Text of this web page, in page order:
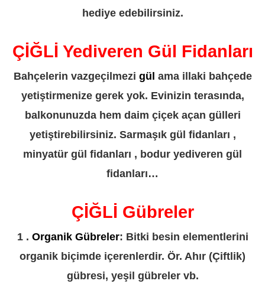
hediye edebilirsiniz.
ÇİĞLİ Yediveren Gül Fidanları
Bahçelerin vazgeçilmezi gül ama illaki bahçede
yetiştirmenize gerek yok. Evinizin terasında,
balkonunuzda hem daim çiçek açan gülleri
yetiştirebilirsiniz. Sarmaşık gül fidanları ,
minyatür gül fidanları , bodur yediveren gül
fidanları…
ÇİĞLİ Gübreler
1 . Organik Gübreler: Bitki besin elementlerini
organik biçimde içerenlerdir. Ör. Ahır (Çiftlik)
gübresi, yeşil gübreler vb.